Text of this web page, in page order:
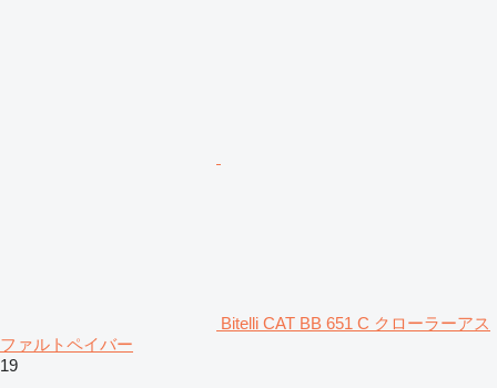
Bitelli CAT BB 651 C クローラーアス
ファルトペイバー
19